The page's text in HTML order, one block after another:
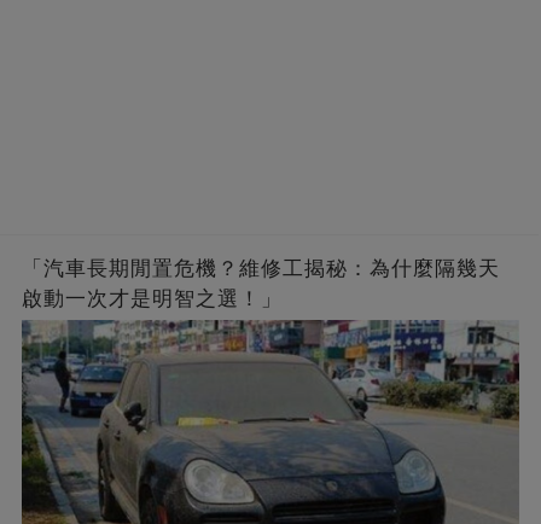
「汽車長期閒置危機？維修工揭秘：為什麼隔幾天
啟動一次才是明智之選！」